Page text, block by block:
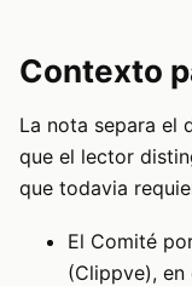
Contexto
La nota separa el
que el lector
que todavia
El Comité
(Clippve),